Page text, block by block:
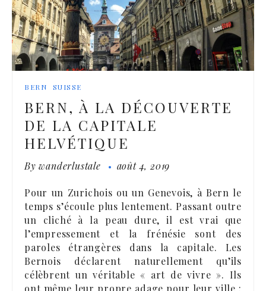
BERN SUISSE
BERN, À LA DÉCOUVERTE
DE LA CAPITALE
HELVÉTIQUE
Bywanderlustale août 4, 2019
Pour un Zurichois ou un Genevois, à Bern le
temps s’écoule plus lentement. Passant outre
un cliché à la peau dure, il est vrai que
l’empressement et la frénésie sont des
paroles étrangères dans la capitale. Les
Bernois déclarent naturellement qu’ils
célèbrent un véritable « art de vivre ». Ils
ont même leur propre adage pour leur ville :